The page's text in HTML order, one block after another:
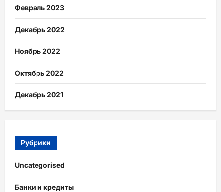
Февраль 2023
Декабрь 2022
Ноябрь 2022
Октябрь 2022
Декабрь 2021
Рубрики
Uncategorised
Банки и кредиты